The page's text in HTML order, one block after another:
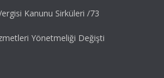
Kanunu Sirküleri /73
Yönetmeliği Değişti